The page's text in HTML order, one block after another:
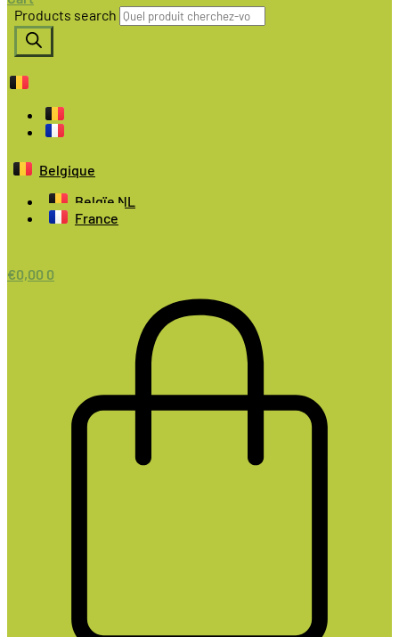
Products search
Belgique
Belgïe NL
France
€0,00 0